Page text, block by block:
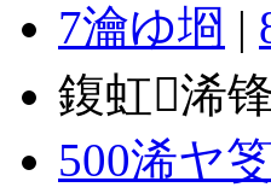
7瀹ゆ埛 |
鍑虹浠
500浠ヤ笅